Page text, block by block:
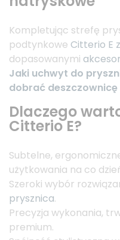
Kompletując strefę
podtynkowe Citterio E
dopasowanymi
Jaki uchwyt do
dobrać
Dlaczego
Citterio E?
Subtelne,
użytkowania na co
Szeroki wybór
prysznica.
Precyzja wykonania,
premium.